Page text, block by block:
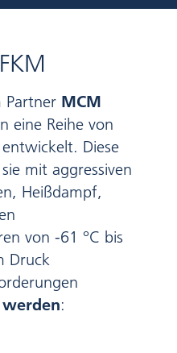
Partner MCM
eine Reihe von
entwickelt. Diese
mit aggressiven
Heißdampf,
von -61 °C bis
Druck
: